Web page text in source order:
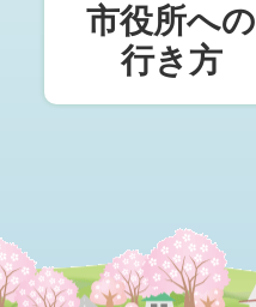
市役所への
行き方